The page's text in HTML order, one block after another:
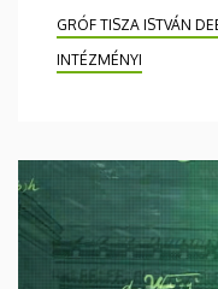
GRÓF TISZA ISTVÁN
INTÉZMÉNYI